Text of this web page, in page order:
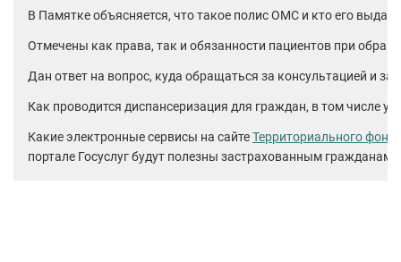
В Памятке объясняется, что такое полис ОМС и кто его
Отмечены как права, так и обязанности пациентов при
Дан ответ на вопрос, куда обращаться за консультацией и
Как проводится диспансеризация для граждан, в том числе
Какие электронные сервисы на сайтеТерриториального
портале Госуслуг будут полезны застрахованным гражданам?